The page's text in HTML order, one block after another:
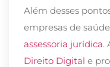
Além desses
empresas de
assessoria jurídica.
Direito Digital e